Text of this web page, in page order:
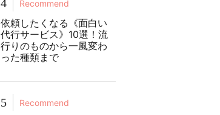
4 Recommend
依頼したくなる《面白い
代行サービス》10選！流
行りのものから一風変わ
った種類まで
5 Recommend